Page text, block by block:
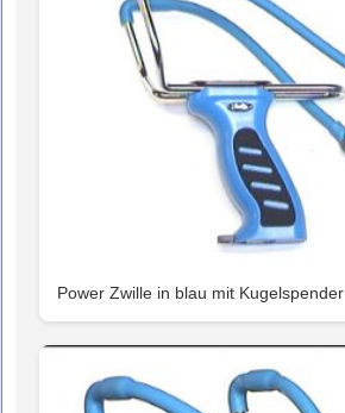
Power Zwille in blau mit Kugelspender